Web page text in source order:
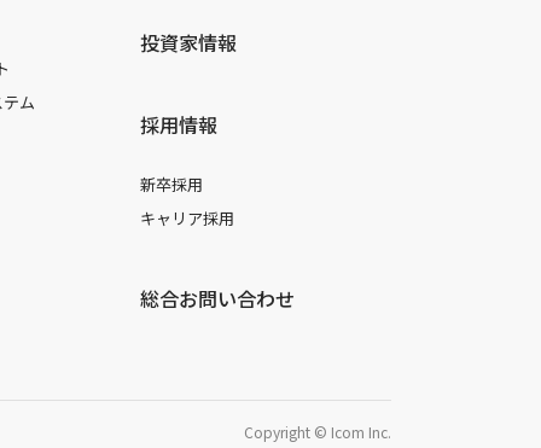
ム
投資家情報
採用情報
新卒採用
キャリア採用
総合お問い合わせ
Copyright © Icom Inc.